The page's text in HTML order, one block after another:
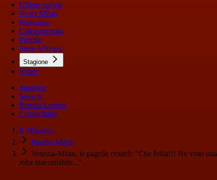
Ultime notizie
News Milan
Rassegna
Calciomercato
Pagelle
Serie A News
Stagione
Video
Stagione
Serie A
Europa League
Coppa Italia
Il Milanista
Pagelle Milan
Venezia-Milan, le pagelle crudeli: "Che follia!!! Ho visto una
roba inaccettabile..."